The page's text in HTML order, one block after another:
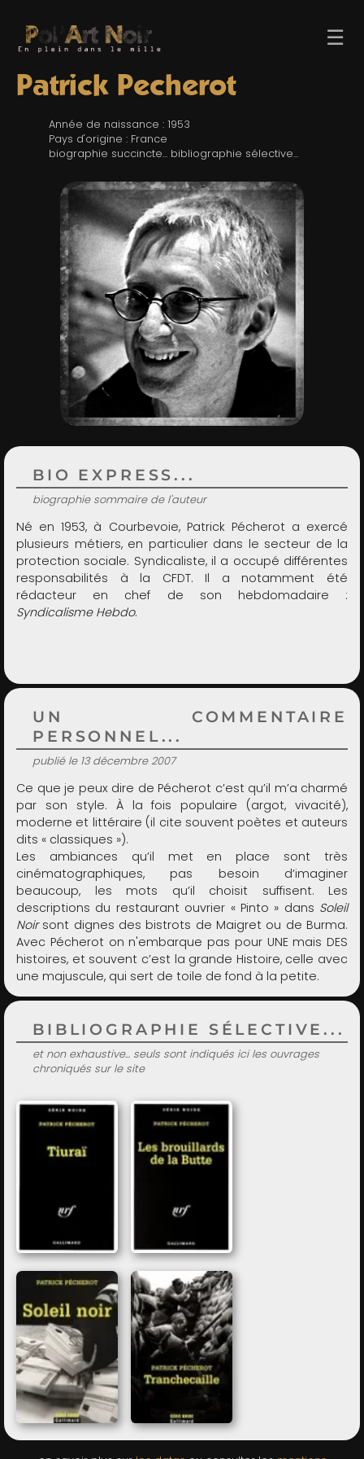
☰
TROMBINO
RECHERCHE
LIENS & FESTIVALS
UN POLAR AU HASARD
Patrick Pecherot
Année de naissance : 1953
Pays d'origine : France
biographie succincte... bibliographie sélective...
UN COMMENTAIRE
PERSONNEL...
publié le 13 décembre 2007
Ce que je peux dire de Pécherot c’est qu’il m’a charmé
par son style. À la fois populaire (argot, vivacité),
moderne et littéraire (il cite souvent poètes et auteurs
dits « classiques »).
Les ambiances qu’il met en place sont très
cinématographiques, pas besoin d’imaginer
beaucoup, les mots qu’il choisit suffisent. Les
descriptions du restaurant ouvrier « Pinto » dans Soleil
Noirsont dignes des bistrots de Maigret ou de Burma.
Avec Pécherot on n'embarque pas pour UNE mais DES
histoires, et souvent c’est la grande Histoire, celle avec
une majuscule, qui sert de toile de fond à la petite.
BIO EXPRESS...
biographie sommaire de l'auteur
Né en 1953, à Courbevoie, Patrick Pécherot a exercé
plusieurs métiers, en particulier dans le secteur de la
protection sociale. Syndicaliste, il a occupé différentes
responsabilités à la CFDT. Il a notamment été
rédacteur en chef de son hebdomadaire :
Syndicalisme Hebdo.
BIBLIOGRAPHIE SÉLECTIVE...
et non exhaustive... seuls sont indiqués ici les ouvrages
chroniqués sur le site